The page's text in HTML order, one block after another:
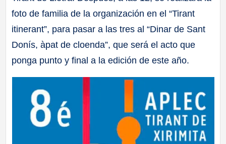
foto de familia de la organización en el “Tirant
itinerant”, para pasar a las tres al “Dinar de Sant
Donís, àpat de cloenda”, que será el acto que
ponga punto y final a la edición de este año.